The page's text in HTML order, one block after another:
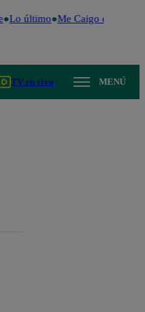
Lo último Me Caigo de Risa
TV en vivo MENÚ